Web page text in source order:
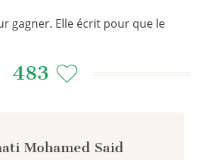
Mohamed Said
gagner. Elle écrit pour que le
483